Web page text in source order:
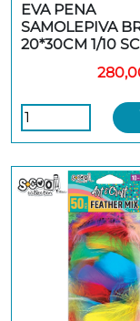
EVA PENA
SAMOLEPIVA
20*30CM 1/10